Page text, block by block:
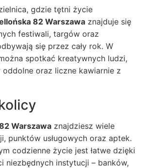
gdzie tętni życie
82 Warszawa znajduje się
festiwali, targów oraz
się przez cały rok. W
spotkać kreatywnych ludzi,
oraz liczne kawiarnie z
Warszawa znajdziesz wiele
punktów usługowych oraz aptek.
codzienne życie jest łatwe dzięki
niezbędnych instytucji – banków,